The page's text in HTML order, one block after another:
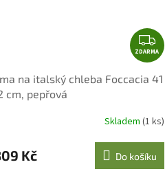
Z
D
A
R
A
ZDARMA
na italský chleba Foccacia 41
cm, pepřová
Skladem (1 ks)
Kč Do košíku